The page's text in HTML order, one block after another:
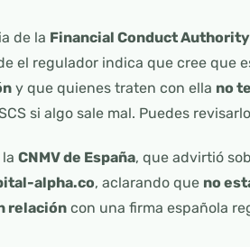
de la Financial Conduct Authority
el regulador indica que cree que
y que quienes traten con ella no
si algo sale mal. Puedes
CNMV de España, que advirtió
alpha.co, aclarando que no
relación con una firma española